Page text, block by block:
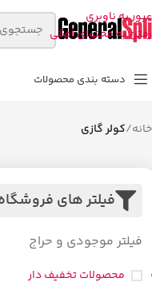
عبور به ناوبری
رفتن به محتوای اصلی
دسته بندی محصولات
خانه/کولر گازی
فیلتر های
فیلتر موجودی و حراج
محصولات تخفیف دار